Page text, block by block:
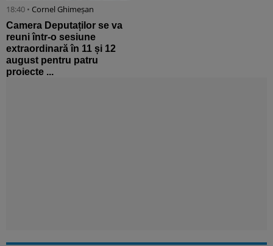
18:40 • Cornel Ghimeșan
Camera Deputaților se va
reuni într-o sesiune
extraordinară în 11 și 12
august pentru patru
proiecte ...